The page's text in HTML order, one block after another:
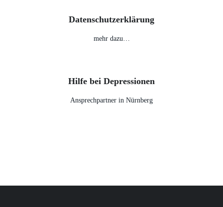
Datenschutzerklärung
mehr dazu…
Hilfe bei Depressionen
Ansprechpartner in Nürnberg